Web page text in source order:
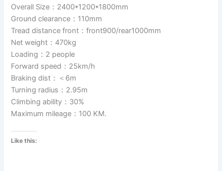
Overall Size：2400*1200*1800mm
Ground clearance：110mm
Tread distance front：front900/rear1000mm
Net weight：470kg
Loading：2 people
Forward speed：25km/h
Braking dist：＜6m
Turning radius：2.95m
Climbing ability：30%
Maximum mileage：100 KM.
Like this: